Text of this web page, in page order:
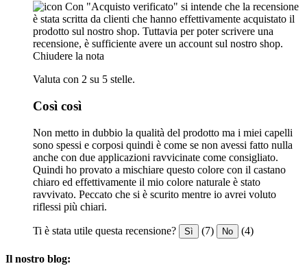
Con "Acquisto verificato" si intende che la recensione
è stata scritta da clienti che hanno effettivamente acquistato il
prodotto sul nostro shop. Tuttavia per poter scrivere una
recensione, è sufficiente avere un account sul nostro shop.
Chiudere la nota
Valuta con 2 su 5 stelle.
Così così
Non metto in dubbio la qualità del prodotto ma i miei capelli
sono spessi e corposi quindi è come se non avessi fatto nulla
anche con due applicazioni ravvicinate come consigliato.
Quindi ho provato a mischiare questo colore con il castano
chiaro ed effettivamente il mio colore naturale è stato
ravvivato. Peccato che si è scurito mentre io avrei voluto
riflessi più chiari.
Ti è stata utile questa recensione? Sì (7) No (4)
Il nostro blog: